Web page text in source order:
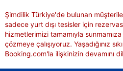
Şimdilik Türkiye'de bulunan
sadece yurt dışı tesisler için
hizmetlerimizi tamamıyla
çözmeye çalışıyoruz. Yaşadığınız
Booking.com'la ilişkinizin devamını